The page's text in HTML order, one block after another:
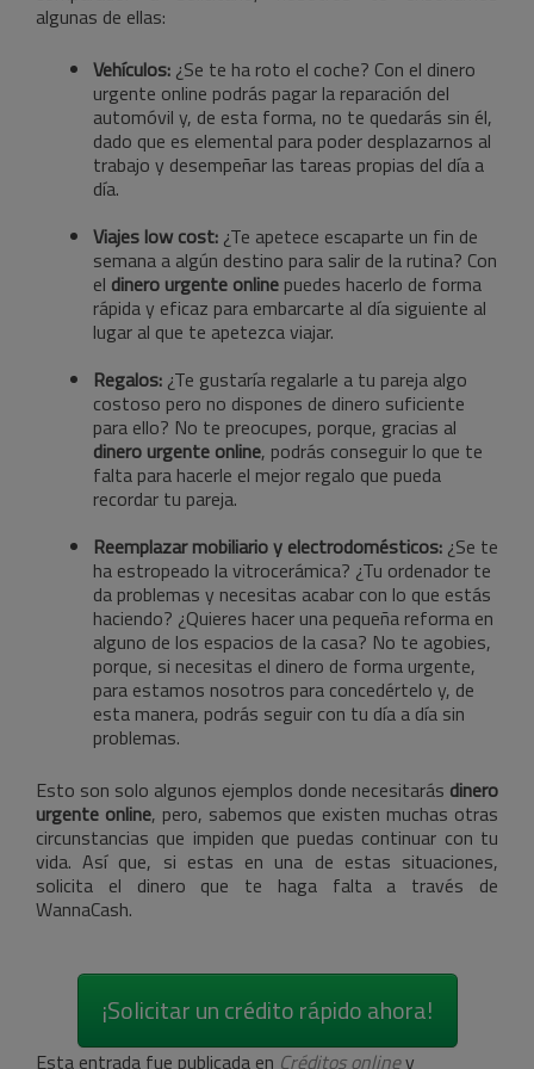
algunas de ellas:
Vehículos: ¿Se te ha roto el coche? Con el dinero
urgente online podrás pagar la reparación del
automóvil y, de esta forma, no te quedarás sin él,
dado que es elemental para poder desplazarnos al
trabajo y desempeñar las tareas propias del día a
día.
Viajes low cost: ¿Te apetece escaparte un fin de
semana a algún destino para salir de la rutina? Con
el dinero urgente online puedes hacerlo de forma
rápida y eficaz para embarcarte al día siguiente al
lugar al que te apetezca viajar.
Regalos: ¿Te gustaría regalarle a tu pareja algo
costoso pero no dispones de dinero suficiente
para ello? No te preocupes, porque, gracias al
dinero urgente online, podrás conseguir lo que te
falta para hacerle el mejor regalo que pueda
recordar tu pareja.
Reemplazar mobiliario y electrodomésticos: ¿Se te
ha estropeado la vitrocerámica? ¿Tu ordenador te
da problemas y necesitas acabar con lo que estás
haciendo? ¿Quieres hacer una pequeña reforma en
alguno de los espacios de la casa? No te agobies,
porque, si necesitas el dinero de forma urgente,
para estamos nosotros para concedértelo y, de
esta manera, podrás seguir con tu día a día sin
problemas.
Esto son solo algunos ejemplos donde necesitarás dinero
urgente online, pero, sabemos que existen muchas otras
circunstancias que impiden que puedas continuar con tu
vida. Así que, si estas en una de estas situaciones,
solicita el dinero que te haga falta a través de
WannaCash.
¡Solicitar un crédito rápido ahora!
Esta entrada fue publicada en Créditos onliney